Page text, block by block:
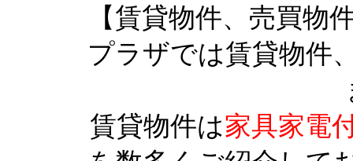
【賃貸物件、売買物
プラザでは賃貸物件
賃貸物件は家具家電